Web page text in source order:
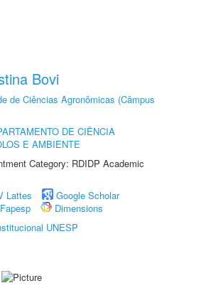
Bovi
de Ciências Agronômicas (Câmpus
DE CIÊNCIA
E AMBIENTE
Category: RDIDP Academic
Lattes
Google Scholar
Fapesp
Dimensions
UNESP